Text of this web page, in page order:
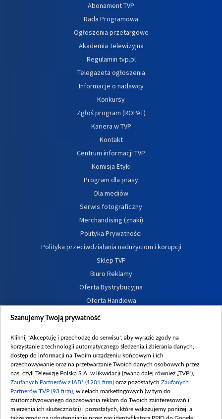
Abonament TVP
Rada Programowa
Ogłoszenia przetargowe
Akademia Telewizyjna
Regulamin tvp.pl
Telegazeta ogłoszenia
Informacje o nadawcy
Konkursy
Zgłoś program (ROPAT)
Kariera w TVP
Kontakt
Centrum informacji TVP
Komisja Etyki
Program dla prasy
Dla mediów
Serwis fotograficzny
Merchandising (znaki)
Polityka Prywatności
Polityka przeciwdziałania nadużyciom i korupcji
Sklep TVP
Biuro Reklamy
Oferta Dystrybucyjna
Oferta Handlowa
Dostępność
Procedura zgłoszeń wewnętrznych
Szanujemy Twoją prywatność
Kliknij "Akceptuję i przechodzę do serwisu", aby wyrazić zgody na
korzystanie z technologii automatycznego śledzenia i zbierania danych,
dostęp do informacji na Twoim urządzeniu końcowym i ich
przechowywanie oraz na przetwarzanie Twoich danych osobowych przez
nas, czyli Telewizję Polską S.A. w likwidacji (zwaną dalej również „TVP”),
Zaufanych Partnerów z IAB* (1201 firm) oraz pozostałych Zaufanych
Partnerów TVP (93 firm) , w celach marketingowych (w tym do
zautomatyzowanego dopasowania reklam do Twoich zainteresowań i
mierzenia ich skuteczności) i pozostałych, które wskazujemy poniżej, a